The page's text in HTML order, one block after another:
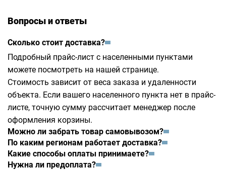
Вопросы и ответы
Сколько стоит доставка?
Подробный прайс-лист с населенными пунктами
можете посмотреть на нашей странице.
Стоимость зависит от веса заказа и удаленности
объекта. Если вашего населенного пункта нет в прайс-
листе, точную сумму рассчитает менеджер после
оформления корзины.
Можно ли забрать товар самовывозом?
По каким регионам работает доставка?
Какие способы оплаты принимаете?
Нужна ли предоплата?